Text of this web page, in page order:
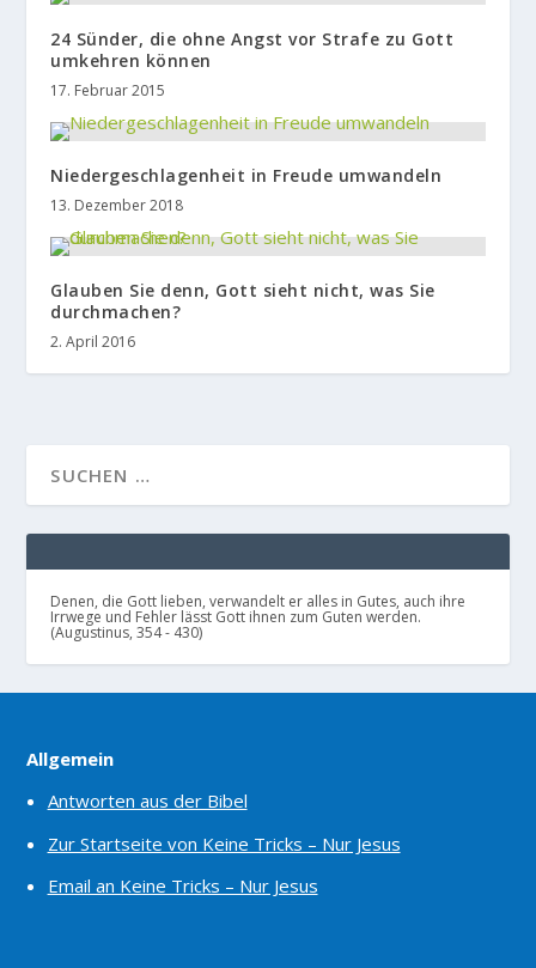
24 Sünder, die ohne Angst vor Strafe zu Gott
umkehren können
17. Februar 2015
Niedergeschlagenheit in Freude umwandeln
13. Dezember 2018
Glauben Sie denn, Gott sieht nicht, was Sie
durchmachen?
2. April 2016
Denen, die Gott lieben, verwandelt er alles in Gutes, auch ihre
Irrwege und Fehler lässt Gott ihnen zum Guten werden.
(Augustinus, 354 - 430)
Allgemein
Antworten aus der Bibel
Zur Startseite von Keine Tricks – Nur Jesus
Email an Keine Tricks – Nur Jesus